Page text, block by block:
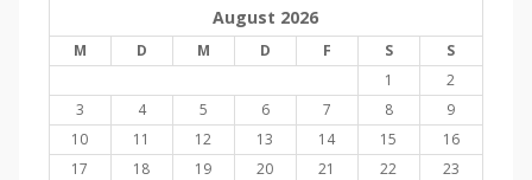
August 2026
M D M D F S
S
1
2
3
4 5 6 7 8
9
10
11 12 13 14 15
16
17
18 19 20 21 22
23